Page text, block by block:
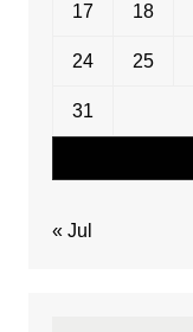
17 18
24 25
31
« Jul